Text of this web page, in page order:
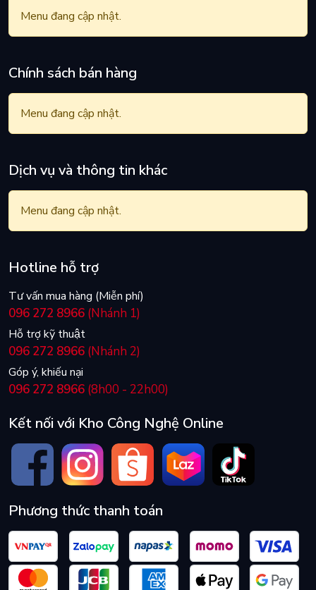
Với độ cong màn hình 1500R, màn hình ViewSonic VX2468-PC-
MHD cho trải nghiệp góc nhìn nhập vai chân thật, để bạn tận hưởng
Giảm Hiện Tượng Xé Hình
cách đồng bộ hóa đầu ra GPU và màn hình của bạn, cho phép các
trò chơi trở nên nhập vai hơn và mang lại cho bạn lợi thế so với đối
thủ.
AMD FreeSync™ Premium
Menu đang cập nhật.
Chính sách bán hàng
Menu đang cập nhật.
Dịch vụ và thông tin khác
Menu đang cập nhật.
Hotline hỗ trợ
Tư vấn mua hàng (Miễn phí)
096 272 8966 (Nhánh 1)
Hỗ trợ kỹ thuật
096 272 8966 (Nhánh 2)
Góp ý, khiếu nại
096 272 8966 (8h00 - 22h00)
Kết nối với Kho Công Nghệ Online
Phương thức thanh toán